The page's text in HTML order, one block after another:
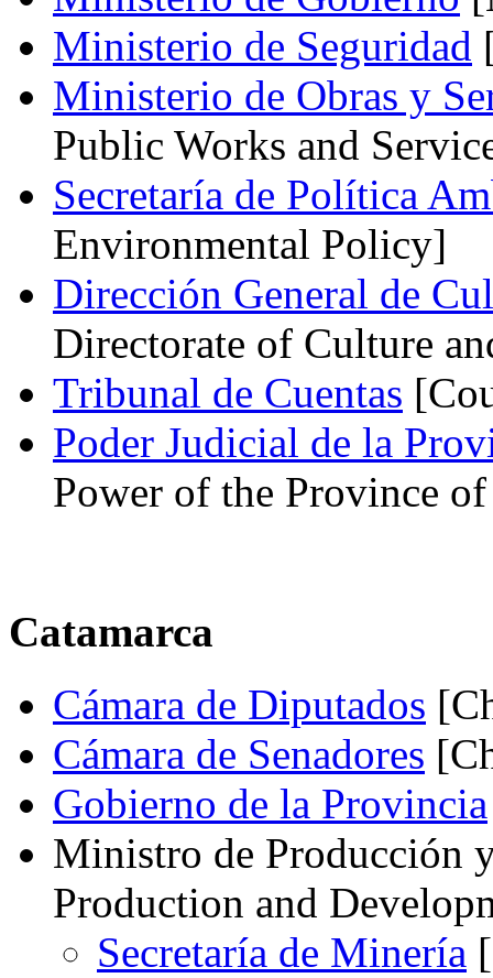
Ministerio de Seguridad
Ministerio de Obras y
Public Works and
Secretaría de Política
Environmental Policy]
Dirección General de
Directorate of Culture
Tribunal de Cuentas
Poder Judicial de la
Power of the Province
Catamarca
Cámara de Diputados
Cámara de Senadores
Gobierno de la Provincia
Ministro de Producción
Production and
Secretaría de Minería